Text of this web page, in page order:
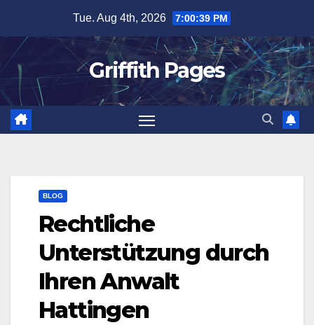
content
Tue. Aug 4th, 2026 7:00:40 PM
Griffith Pages
BLOG
Rechtliche
Unterstützung durch
Ihren Anwalt
Hattingen